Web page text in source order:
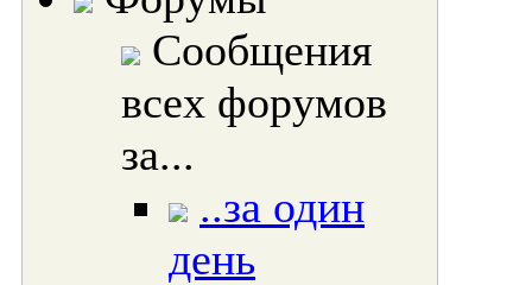
Сообщения
всех форумов
за...
..за один
день